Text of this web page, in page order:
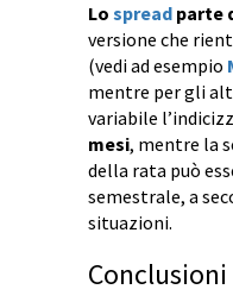
Lo spread parte
versione che
(vedi ad esempio
mentre per gli
variabile
mesi, mentre la
della rata può
semestrale, a
situazioni.
Conclusioni